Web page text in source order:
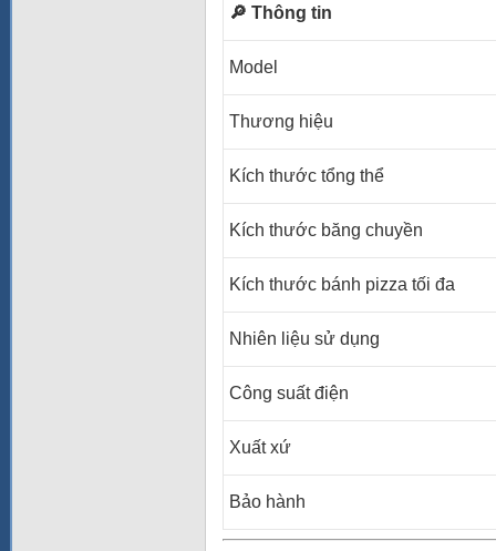
🔎 Thông tin
Model
Thương hiệu
Kích thước tổng thể
Kích thước băng chuyền
Kích thước bánh pizza tối đa
Nhiên liệu sử dụng
Công suất điện
Xuất xứ
Bảo hành